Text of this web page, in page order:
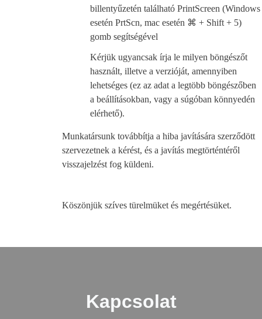
billentyűzetén található PrintScreen (Windows
esetén PrtScn, mac esetén ⌘ + Shift + 5)
gomb segítségével
Kérjük ugyancsak írja le milyen böngészőt
használt, illetve a verzióját, amennyiben
lehetséges (ez az adat a legtöbb böngészőben
a beállításokban, vagy a súgóban könnyedén
elérhető).
Munkatársunk továbbítja a hiba javítására szerződött
szervezetnek a kérést, és a javítás megtörténtéről
visszajelzést fog küldeni.
Köszönjük szíves türelmüket és megértésüket.
Kapcsolat